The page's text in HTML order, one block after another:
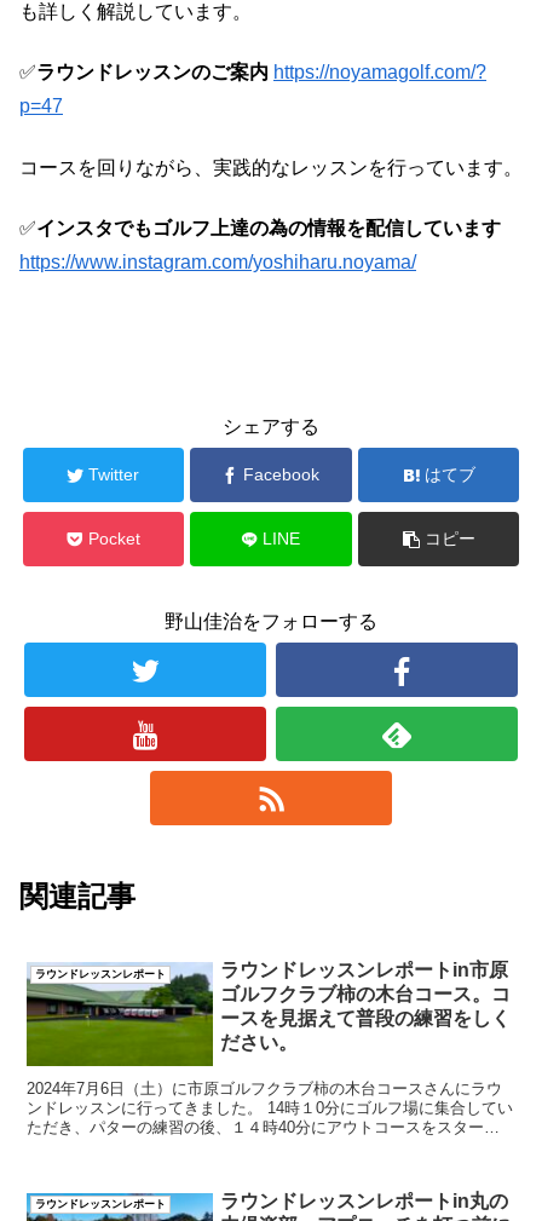
も詳しく解説しています。
✅ラウンドレッスンのご案内 https://noyamagolf.com/?
p=47
コースを回りながら、実践的なレッスンを行っています。
✅インスタでもゴルフ上達の為の情報を配信しています
https://www.instagram.com/yoshiharu.noyama/
シェアする
Twitter Facebook はてブ
Pocket LINE コピー
野山佳治をフォローする
関連記事
ラウンドレッスンレポート
ラウンドレッスンレポートin市原
ゴルフクラブ柿の木台コース。コ
ースを見据えて普段の練習をしく
ださい。
2024年7月6日（土）に市原ゴルフクラブ柿の木台コースさんにラウ
ンドレッスンに行ってきました。 14時１0分にゴルフ場に集合してい
ただき、パターの練習の後、１４時40分にアウトコースをスタート
ラウンドレッスンレポート
ラウンドレッスンレポートin丸の